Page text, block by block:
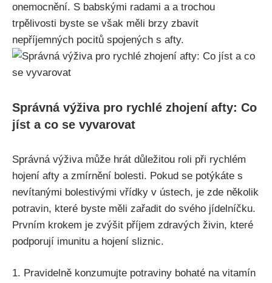
onemocnění. S babskými radami a a trochou
trpělivosti byste se však měli brzy zbavit
nepříjemných pocitů spojených s afty.
Správná výživa pro rychlé zhojení afty: Co
jíst‍ a co se⁢ vyvarovat
Správná výživa může hrát důležitou roli při ⁢rychlém
hojení afty ‍a ⁤zmírnění bolesti. Pokud se potýkáte s
nevítanými bolestivými ⁣vřídky v ústech, ⁣je zde několik
potravin, které byste měli zařadit do svého ⁢jídelníčku.
⁤Prvním krokem je zvýšit příjem zdravých živin, které
podporují imunitu a hojení sliznic.
1. Pravidelně konzumujte ​potraviny bohaté na vitamín